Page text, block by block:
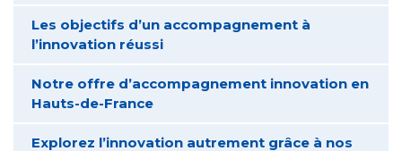
Les objectifs d’un accompagnement à
l’innovation réussi
Notre offre d’accompagnement innovation en
Hauts-de-France
Explorez l’innovation autrement grâce à nos